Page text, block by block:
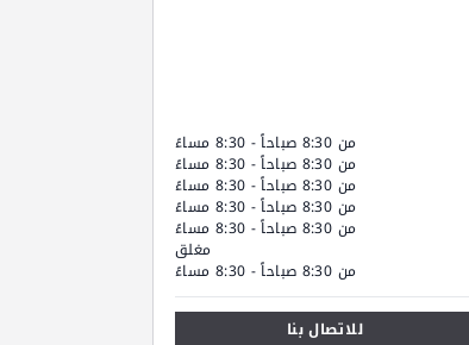
من 8:30 صباحاً - 8:30 مساءً
من 8:30 صباحاً - 8:30 مساءً
من 8:30 صباحاً - 8:30 مساءً
من 8:30 صباحاً - 8:30 مساءً
من 8:30 صباحاً - 8:30 مساءً
مغلق
من 8:30 صباحاً - 8:30 مساءً
للاتصال بنا